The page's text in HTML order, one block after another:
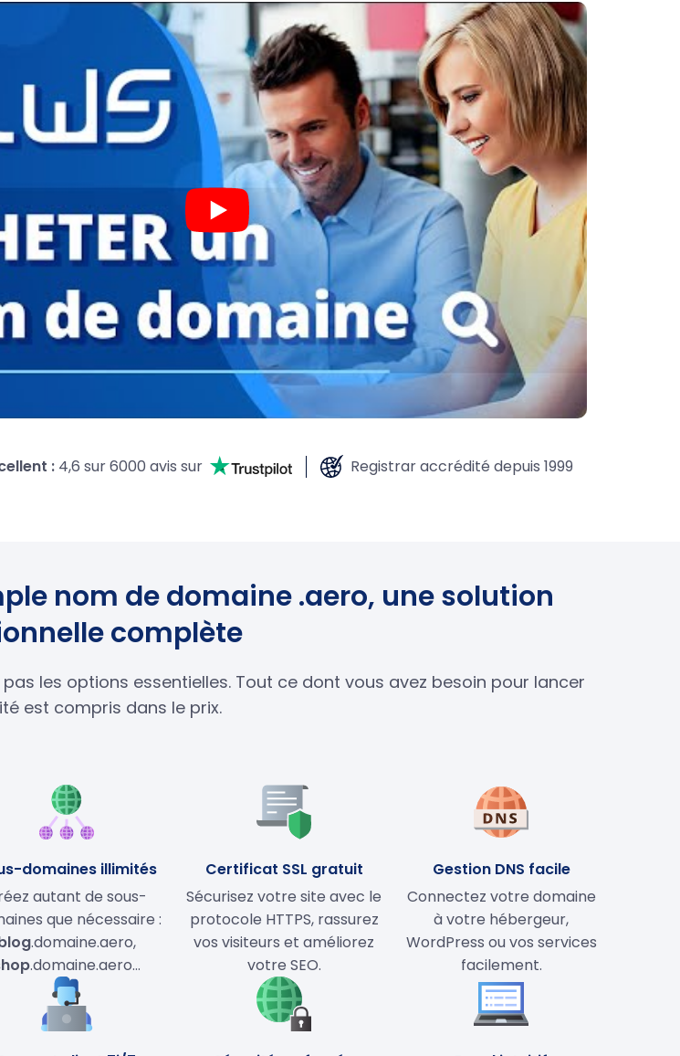
: 4,6 sur 6000 avis sur Registrar accrédité depuis 1999
nom de domaine .aero, une solution
complète
les options essentielles. Tout ce dont vous avez besoin pour lancer
est compris dans le prix.
domaines illimités
autant de sous-
que nécessaire :
.domaine.aero,
.domaine.aero…
Certificat SSL gratuit
Sécurisez votre site avec le
protocole HTTPS, rassurez
vos visiteurs et améliorez
votre SEO.
Gestion DNS facile
Connectez votre domaine
à votre hébergeur,
WordPress ou vos services
facilement.